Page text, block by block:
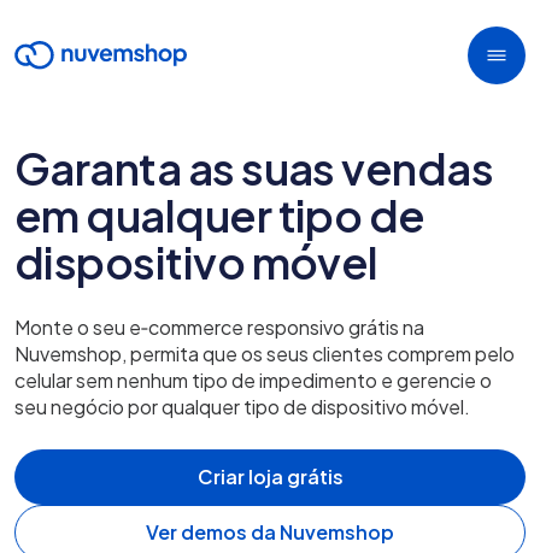
Garanta as suas vendas
em qualquer tipo de
dispositivo móvel
Monte o seu e‑commerce responsivo grátis na
Nuvemshop, permita que os seus clientes comprem pelo
celular sem nenhum tipo de impedimento e gerencie o
seu negócio por qualquer tipo de dispositivo móvel.
Criar loja grátis
Ver demos da Nuvemshop